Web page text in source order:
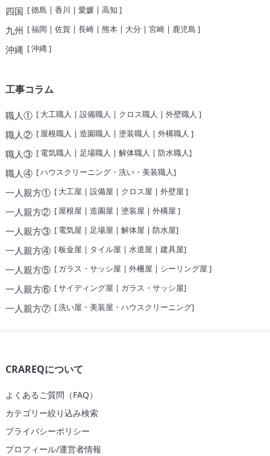
四国 [徳島 | 香川 | 愛媛| 高知 ]
九州 [福岡 | 佐賀 | 長崎| 熊本| 大分 | 宮崎| 鹿児島 ]
沖縄 [沖縄]
工事コラム
職人①[ 大工職人 | 設備職人 | クロス職人 | 外壁職人 ]
職人②[ 屋根職人 | 造園職人 | 塗装職人 | 外構職人 ]
職人③[ 電気職人 | 足場職人 | 解体職人 | 防水職人]
職人④[ハウスクリーニング・洗い・美装職人]
一人親方①[ 大工屋 | 設備屋 | クロス屋 | 外壁屋 ]
一人親方②[ 屋根屋 | 造園屋 | 塗装屋 | 外構屋 ]
一人親方③[ 電気屋 | 足場屋 | 解体屋 | 防水屋]
一人親方④[板金屋 | タイル屋 | 水道屋 | 建具屋]
一人親方⑤[ ガラス・サッシ屋 | 外柵屋 | シーリング屋 ]
一人親方⑥[サイディング屋 | ガラス・サッシ屋]
一人親方⑦[洗い屋・美装屋・ハウスクリーニング]
CRAREQについて
よくあるご質問（FAQ）
カテゴリー絞り込み検索
プライバシーポリシー
プロフィール/運営者情報